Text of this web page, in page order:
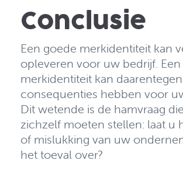
Conclusie
Een goede merkidentiteit kan
opleveren voor uw bedrijf.
merkidentiteit kan
consequenties hebben voor
Dit wetende is de hamvraag
zichzelf moeten stellen: laat u
of mislukking van uw
het toeval over?